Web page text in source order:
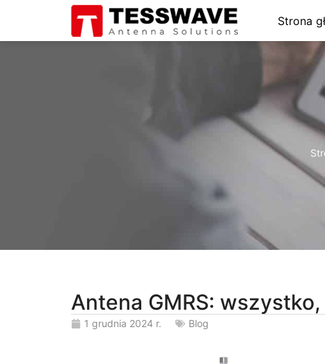
Strona
Antena GMRS:
1 grudnia 2024 r. Blog